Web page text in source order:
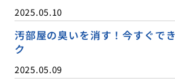
2025.05.10
汚部屋の臭いを消す！今すぐで
ク
2025.05.09